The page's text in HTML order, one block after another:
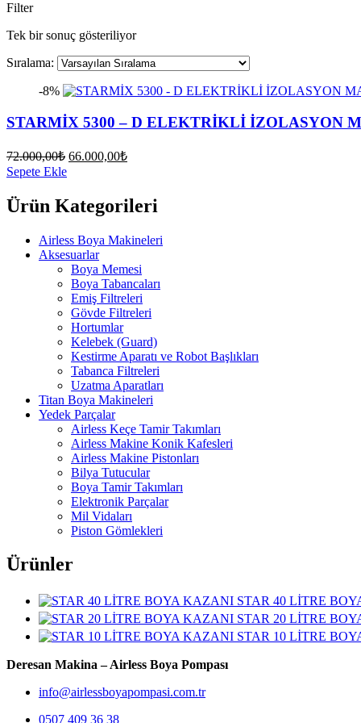
Filter
Tek bir sonuç gösteriliyor
Sıralama:
-8%
STARMİX 5300 – D ELEKTRİKLİ İZOLASYON
72.000,00₺ Orijinal
66.000,00₺Şu
66.000,00₺.
Sepete Ekle
Ürün Kategorileri
Airless Boya Makineleri
Aksesuarlar
Boya Memesi
Boya Tabancaları
Emiş Filtreleri
Gövde Filtreleri
Hortumlar
Kelebek (Guard)
Kestirme Aparatı ve Robot Başlıkları
Tabanca Filtreleri
Uzatma Aparatları
Titan Boya Makineleri
Yedek Parçalar
Airless Keçe Tamir Takımları
Airless Makine Konik Kafesleri
Airless Makine Pistonları
Bilya Tutucular
Boya Tamir Takımları
Elektronik Parçalar
Mil Vidaları
Piston Gömlekleri
Ürünler
STAR 40 LİTRE
STAR 20 LİTRE
STAR 10 LİTRE
Deresan Makina – Airless Boya Pompası
info@airlessboyapompasi.com.tr
0507 409 36 38